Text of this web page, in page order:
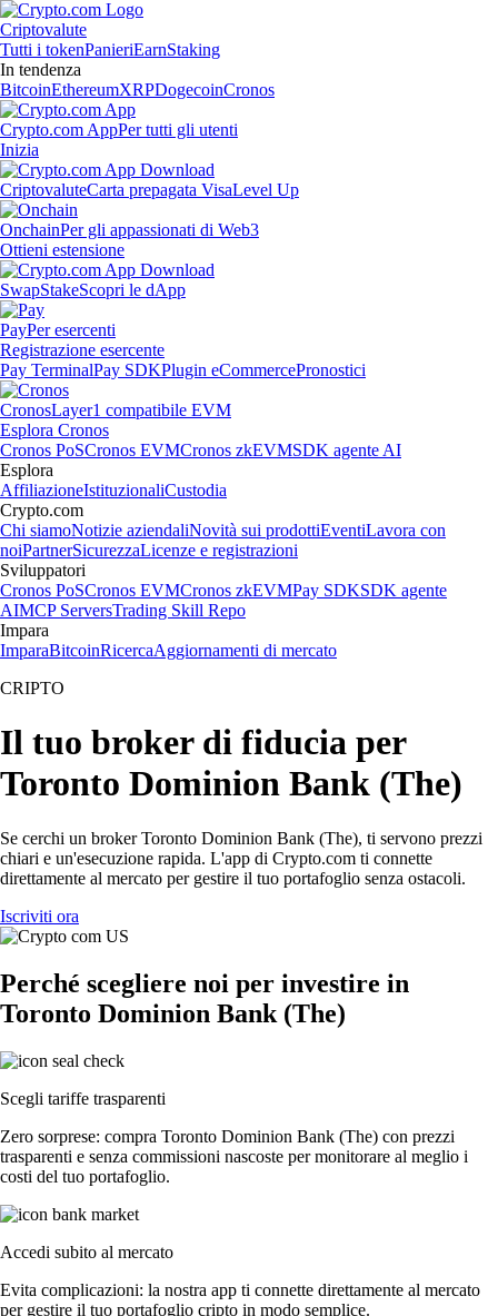
Criptovalute
Tutti i tokenPanieriEarnStaking
In tendenza
BitcoinEthereumXRPDogecoinCronos
Crypto.com AppPer tutti gli utenti
Inizia
CriptovaluteCarta prepagata VisaLevel Up
OnchainPer gli appassionati di Web3
Ottieni estensione
SwapStakeScopri le dApp
PayPer esercenti
Registrazione esercente
Pay TerminalPay SDKPlugin eCommercePronostici
CronosLayer1 compatibile EVM
Esplora Cronos
Cronos PoSCronos EVMCronos zkEVMSDK agente AI
Esplora
AffiliazioneIstituzionaliCustodia
Crypto.com
Chi siamoNotizie aziendaliNovità sui prodottiEventiLavora con
noiPartnerSicurezzaLicenze e registrazioni
Sviluppatori
Cronos PoSCronos EVMCronos zkEVMPay SDKSDK agente
AIMCP ServersTrading Skill Repo
Impara
ImparaBitcoinRicercaAggiornamenti di mercato
CRIPTO
Il tuo broker di fiducia per
Toronto Dominion Bank (The)
Se cerchi un broker Toronto Dominion Bank (The), ti servono prezzi
chiari e un'esecuzione rapida. L'app di Crypto.com ti connette
direttamente al mercato per gestire il tuo portafoglio senza ostacoli.
Iscriviti ora
Perché scegliere noi per investire in
Toronto Dominion Bank (The)
Scegli tariffe trasparenti
Zero sorprese: compra Toronto Dominion Bank (The) con prezzi
trasparenti e senza commissioni nascoste per monitorare al meglio i
costi del tuo portafoglio.
Accedi subito al mercato
Evita complicazioni: la nostra app ti connette direttamente al mercato
per gestire il tuo portafoglio cripto in modo semplice.